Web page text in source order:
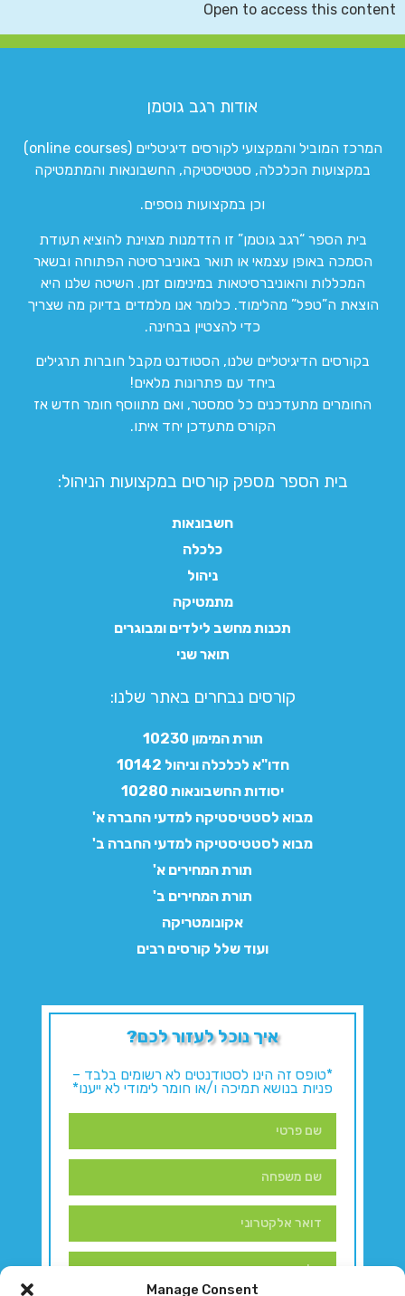
Manage Consent
Open to access this content
אודות רגב גוטמן
המרכז המוביל והמקצועי לקורסים דיגיטליים (online courses)
במקצועות הכלכלה, סטטיסטיקה, החשבונאות והמתמטיקה
וכן במקצועות נוספים.
בית הספר “רגב גוטמן” זו הזדמנות מצוינת להוציא תעודת
הסמכה באופן עצמאי או תואר באוניברסיטה הפתוחה ובשאר
המכללות והאוניברסיטאות במינימום זמן. השיטה שלנו היא
הוצאת ה”טפל” מהלימוד. כלומר אנו מלמדים בדיוק מה שצריך
כדי להצטיין בבחינה.
בקורסים הדיגיטליים שלנו, הסטודנט מקבל חוברות תרגילים
ביחד עם פתרונות מלאים!
החומרים מתעדכנים כל סמסטר, ואם מתווסף חומר חדש אז
הקורס מתעדכן יחד איתו.
בית הספר מספק קורסים במקצועות הניהול:
חשבונאות
כלכלה
ניהול
מתמטיקה
תכנות מחשב לילדים ומבוגרים
תואר שני
קורסים נבחרים באתר שלנו:​
תורת המימון 10230
חדו"א לכלכלה וניהול 10142
יסודות החשבונאות 10280
מבוא לסטטיסטיקה למדעי החברה א'
מבוא לסטטיסטיקה למדעי החברה ב'
תורת המחירים א'
תורת המחירים ב'
אקונומטריקה
ועוד שלל קורסים רבים
איך נוכל לעזור לכם?
*טופס זה הינו לסטודנטים לא רשומים בלבד –
פניות בנושא תמיכה ו/או חומר לימודי לא ייענו*